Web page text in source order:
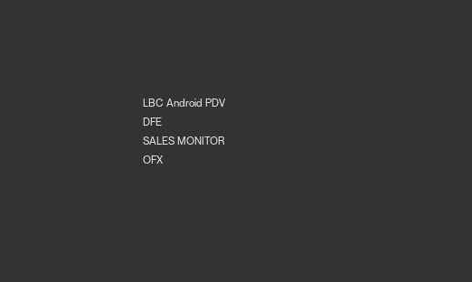
LBC Android PDV
DFE
SALES MONITOR
OFX